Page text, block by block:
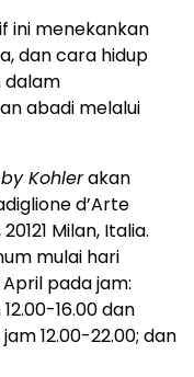
ini menekankan
dan cara hidup
dalam
abadi melalui
Kohlerakan
d’Arte
Milan, Italia.
mulai hari
April pada jam:
16.00 dan
12.00-22.00; dan